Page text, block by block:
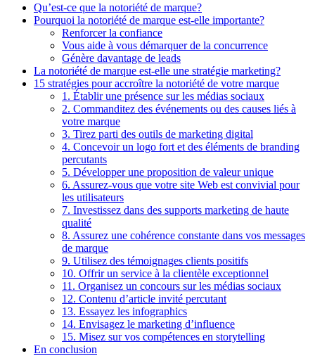
Qu’est-ce que la notoriété de marque?
Pourquoi la notoriété de marque est-elle importante?
Renforcer la confiance
Vous aide à vous démarquer de la concurrence
Génère davantage de leads
La notoriété de marque est-elle une stratégie marketing?
15 stratégies pour accroître la notoriété de votre marque
1. Établir une présence sur les médias sociaux
2. Commanditez des événements ou des causes liés à
votre marque
3. Tirez parti des outils de marketing digital
4. Concevoir un logo fort et des éléments de branding
percutants
5. Développer une proposition de valeur unique
6. Assurez-vous que votre site Web est convivial pour
les utilisateurs
7. Investissez dans des supports marketing de haute
qualité
8. Assurez une cohérence constante dans vos messages
de marque
9. Utilisez des témoignages clients positifs
10. Offrir un service à la clientèle exceptionnel
11. Organisez un concours sur les médias sociaux
12. Contenu d’article invité percutant
13. Essayez les infographics
14. Envisagez le marketing d’influence
15. Misez sur vos compétences en storytelling
En conclusion